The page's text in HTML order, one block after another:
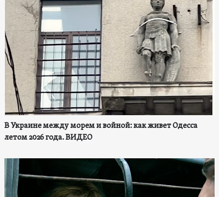
В Украине между морем и войной: как живет Одесса
летом 2026 года. ВИДЕО